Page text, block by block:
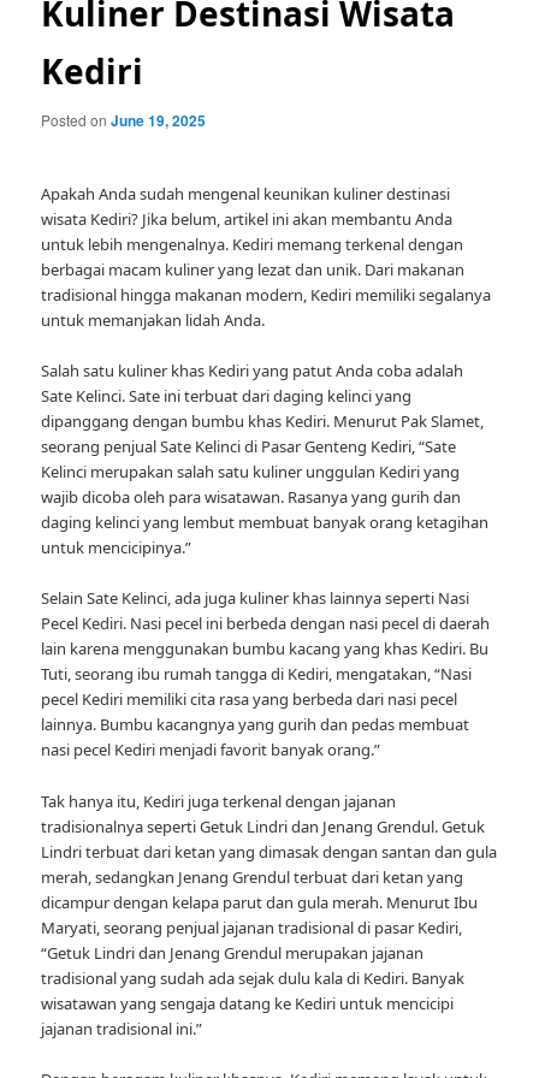
Kuliner Destinasi Wisata
Kediri
Posted onJune 19, 2025
Apakah Anda sudah mengenal keunikan kuliner destinasi
wisata Kediri? Jika belum, artikel ini akan membantu Anda
untuk lebih mengenalnya. Kediri memang terkenal dengan
berbagai macam kuliner yang lezat dan unik. Dari makanan
tradisional hingga makanan modern, Kediri memiliki segalanya
untuk memanjakan lidah Anda.
Salah satu kuliner khas Kediri yang patut Anda coba adalah
Sate Kelinci. Sate ini terbuat dari daging kelinci yang
dipanggang dengan bumbu khas Kediri. Menurut Pak Slamet,
seorang penjual Sate Kelinci di Pasar Genteng Kediri, “Sate
Kelinci merupakan salah satu kuliner unggulan Kediri yang
wajib dicoba oleh para wisatawan. Rasanya yang gurih dan
daging kelinci yang lembut membuat banyak orang ketagihan
untuk mencicipinya.”
Selain Sate Kelinci, ada juga kuliner khas lainnya seperti Nasi
Pecel Kediri. Nasi pecel ini berbeda dengan nasi pecel di daerah
lain karena menggunakan bumbu kacang yang khas Kediri. Bu
Tuti, seorang ibu rumah tangga di Kediri, mengatakan, “Nasi
pecel Kediri memiliki cita rasa yang berbeda dari nasi pecel
lainnya. Bumbu kacangnya yang gurih dan pedas membuat
nasi pecel Kediri menjadi favorit banyak orang.”
Tak hanya itu, Kediri juga terkenal dengan jajanan
tradisionalnya seperti Getuk Lindri dan Jenang Grendul. Getuk
Lindri terbuat dari ketan yang dimasak dengan santan dan gula
merah, sedangkan Jenang Grendul terbuat dari ketan yang
dicampur dengan kelapa parut dan gula merah. Menurut Ibu
Maryati, seorang penjual jajanan tradisional di pasar Kediri,
“Getuk Lindri dan Jenang Grendul merupakan jajanan
tradisional yang sudah ada sejak dulu kala di Kediri. Banyak
wisatawan yang sengaja datang ke Kediri untuk mencicipi
jajanan tradisional ini.”